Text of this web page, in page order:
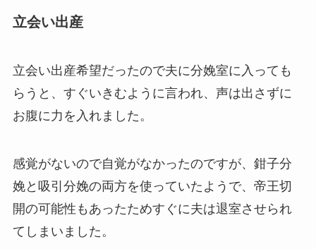
立会い出産
立会い出産希望だったので夫に分娩室に入っても
らうと、すぐいきむように言われ、声は出さずに
お腹に力を入れました。
感覚がないので自覚がなかったのですが、鉗子分
娩と吸引分娩の両方を使っていたようで、帝王切
開の可能性もあったためすぐに夫は退室させられ
てしまいました。